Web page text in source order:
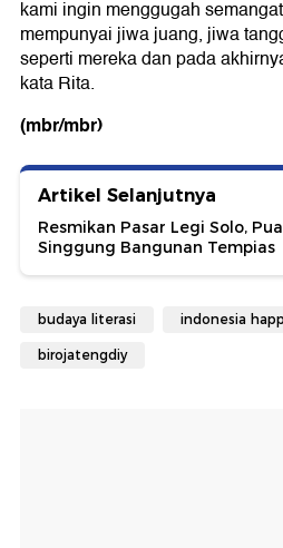
kami ingin menggugah
mempunyai jiwa juang, jiwa
seperti mereka dan pada
kata Rita.
(mbr/mbr)
Artikel Selanjutnya
Resmikan Pasar Legi Solo,
Singgung Bangunan Tempias
budaya literasi indonesia
birojatengdiy